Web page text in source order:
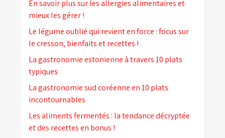
En savoir plus sur les allergies alimentaires et
mieux les gérer !
Le légume oublié qui revient en force : focus sur
le cresson, bienfaits et recettes !
La gastronomie estonienne à travers 10 plats
typiques
La gastronomie sud coréenne en 10 plats
incontournables
Les aliments fermentés : la tendance décryptée
et des recettes en bonus !